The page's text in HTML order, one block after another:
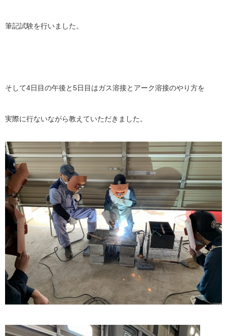
筆記試験を行いました。
そして4日目の午後と5日目はガス溶接とアーク溶接のやり方を
実際に行ないながら教えていただきました。